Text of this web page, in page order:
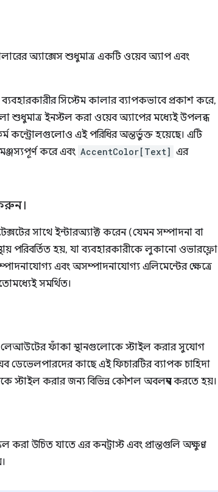
অ্যাক্সেস শুধুমাত্র একটি ওয়েব অ্যাপ এবং
সিস্টেম কালার ব্যাপকভাবে প্রকাশ করে,
শুধুমাত্র ইনস্টল করা ওয়েব অ্যাপের মধ্যেই উপলব্ধ
কন্ট্রোলগুলোও এই পরিধির অন্তর্ভুক্ত হয়েছে। এটি
করে এবং AccentColor[Text] এর
সাথে ইন্টারঅ্যাক্ট করেন (যেমন সম্পাদনা বা
পরিবর্তিত হয়, যা ব্যবহারকারীকে লুকানো ওভারফ্লো
এবং অসম্পাদনাযোগ্য এলিমেন্টের ক্ষেত্রে
সমর্থিত।
লেআউটের ফাঁকা স্থানগুলোকে স্টাইল করার সুযোগ
কাছে এই ফিচারটির ব্যাপক চাহিদা
স্টাইল করার জন্য বিভিন্ন কৌশল অবলম্বন করতে হয়।
করা উচিত যাতে এর কনট্রাস্ট এবং প্রান্তগুলি অক্ষুণ্ণ